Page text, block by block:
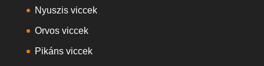
Nyuszis viccek
Orvos viccek
Pikáns viccek